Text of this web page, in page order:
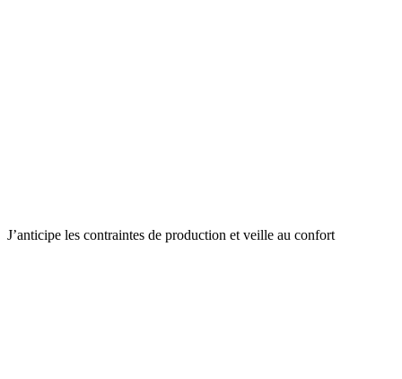
J’anticipe les contraintes de production et veille au confort